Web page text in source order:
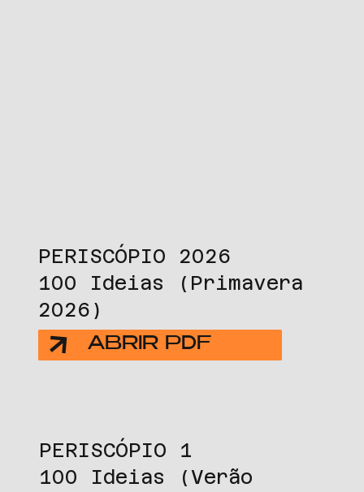
PERISCÓPIO 2026
100 Ideias (Primavera
2026)
ABRIR PDF
PERISCÓPIO 1
100 Ideias (Verão